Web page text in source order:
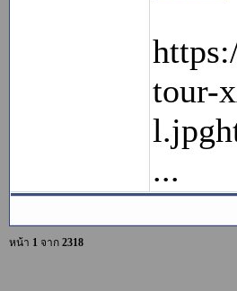
tour-
...
หน้า 1 จาก 2318